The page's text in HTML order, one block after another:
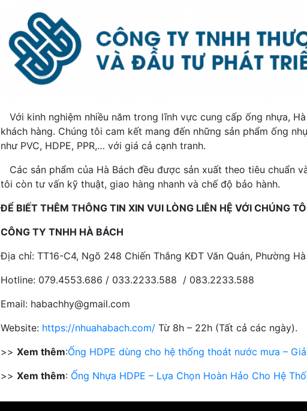
Với kinh nghiệm nhiều năm trong lĩnh vực cung cấp ống nhựa,
khách hàng. Chúng tôi cam kết mang đến những sản phẩm ống
như PVC, HDPE, PPR,… với giá cả cạnh tranh.
Các sản phẩm của Hà Bách đều được sản xuất theo tiêu chuẩn
tôi còn tư vấn kỹ thuật, giao hàng nhanh và chế độ bảo hành.
ĐỂ BIẾT THÊM THÔNG TIN XIN VUI LÒNG LIÊN HỆ VỚI CHÚNG
CÔNG TY TNHH HÀ BÁCH
Địa chỉ: TT16-C4, Ngõ 248 Chiến Thắng KĐT Văn Quán, Phường
Hotline: 079.4553.686 / 033.2233.588 / 083.2233.588
Email: habachhy@gmail.com
Website: https://nhuahabach.com/ Từ 8h – 22h (Tất cả các ngày).
>> Xem thêm:Ống HDPE dùng cho hệ thống thoát nước mưa –
>> Xem thêm: Ống Nhựa HDPE – Lựa Chọn Hoàn Hảo Cho Hệ